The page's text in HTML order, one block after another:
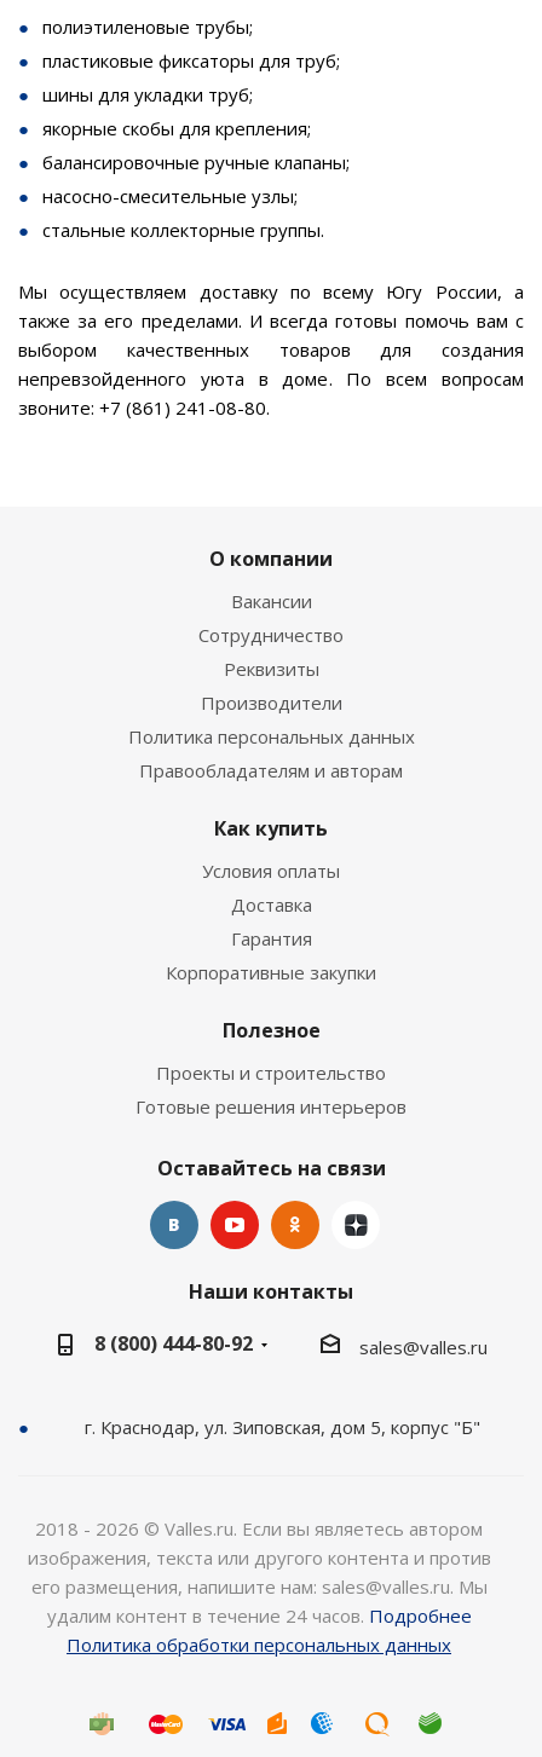
полиэтиленовые трубы;
пластиковые фиксаторы для труб;
шины для укладки труб;
якорные скобы для крепления;
балансировочные ручные клапаны;
насосно-смесительные узлы;
стальные коллекторные группы.
Мы осуществляем доставку по всему Югу России, а
также за его пределами. И всегда готовы помочь вам с
выбором качественных товаров для создания
непревзойденного уюта в доме. По всем вопросам
звоните: +7 (861) 241-08-80.
О компании
Вакансии
Сотрудничество
Реквизиты
Производители
Политика персональных данных
Правообладателям и авторам
Как купить
Условия оплаты
Доставка
Гарантия
Корпоративные закупки
Полезное
Проекты и строительство
Готовые решения интерьеров
Оставайтесь на связи
Наши контакты
8 (800) 444-80-92
sales@valles.ru
г. Краснодар, ул. Зиповская, дом 5, корпус "Б"
2018 - 2026 © Valles.ru. Если вы являетесь автором
изображения, текста или другого контента и против
его размещения, напишите нам: sales@valles.ru. Мы
удалим контент в течение 24 часов. Подробнее
Политика обработки персональных данных